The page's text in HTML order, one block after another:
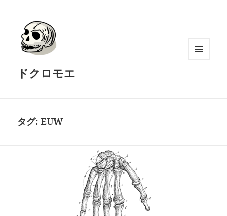
ドクロモエ
タグ:EUW